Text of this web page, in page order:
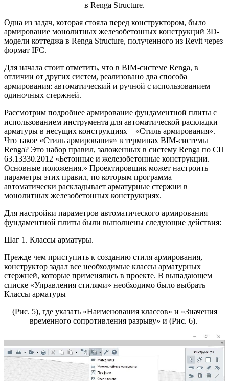
в Renga Structure.
Одна из задач, которая стояла перед конструктором, было
армирование монолитных железобетонных конструкций 3D-
модели коттеджа в Renga Structure, полученного из Revit через
формат IFC.
Для начала стоит отметить, что в BIM-системе Renga, в
отличии от других систем, реализовано два способа
армирования: автоматический и ручной с использованием
одиночных стержней.
Рассмотрим подробнее армирование фундаментной плиты с
использованием инструмента для автоматической раскладки
арматуры в несущих конструкциях – «Стиль армирования».
Что такое «Стиль армирования» в терминах BIM-системы
Renga? Это набор правил, заложенных в систему Renga по СП
63.13330.2012 «Бетонные и железобетонные конструкции.
Основные положения.» Проектировщик может настроить
параметры этих правил, по которым программа
автоматически раскладывает арматурные стержни в
монолитных железобетонных конструкциях.
Для настройки параметров автоматического армирования
фундаментной плиты были выполнены следующие действия:
Шаг 1. Классы арматуры.
Прежде чем приступить к созданию стиля армирования,
конструктор задал все необходимые классы арматурных
стержней, которые применялись в проекте. В выпадающем
списке «Управления стилями» необходимо было выбрать
Классы арматуры
(Рис. 5), где указать «Наименования классов» и «Значения
временного сопротивления разрыву» и (Рис. 6).